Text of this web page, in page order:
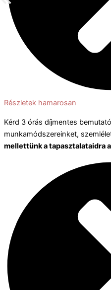
Részletek hamarosan
Kérd 3 órás díjmentes
munkamódszereinket,
mellettünk a tapasztalataidra